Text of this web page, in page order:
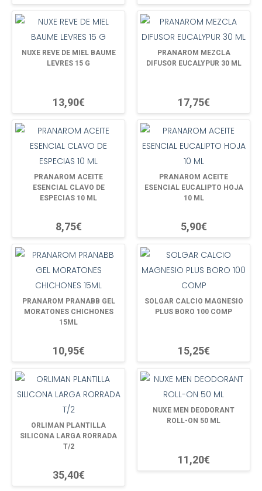
NUXE REVE DE MIEL BAUME
LEVRES 15 G
13,90€
PRANAROM MEZCLA
DIFUSOR EUCALYPUR 30 ML
17,75€
PRANAROM ACEITE
ESENCIAL CLAVO DE
ESPECIAS 10 ML
8,75€
PRANAROM ACEITE
ESENCIAL EUCALIPTO HOJA
10 ML
5,90€
PRANAROM PRANABB GEL
MORATONES CHICHONES
15ML
10,95€
SOLGAR CALCIO MAGNESIO
PLUS BORO 100 COMP
15,25€
ORLIMAN PLANTILLA
SILICONA LARGA RORRADA
T/2
35,40€
NUXE MEN DEODORANT
ROLL-ON 50 ML
11,20€